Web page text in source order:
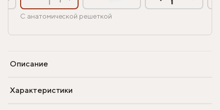
С анатомической решеткой
Описание
Характеристики